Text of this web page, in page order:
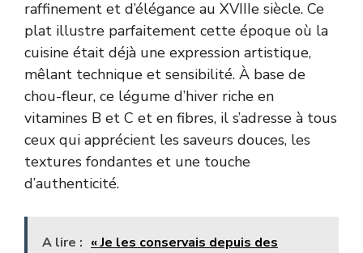
raffinement et d’élégance au XVIIIe siècle. Ce
plat illustre parfaitement cette époque où la
cuisine était déjà une expression artistique,
mêlant technique et sensibilité. À base de
chou-fleur, ce légume d’hiver riche en
vitamines B et C et en fibres, il s’adresse à tous
ceux qui apprécient les saveurs douces, les
textures fondantes et une touche
d’authenticité.
A lire : « Je les conservais depuis des